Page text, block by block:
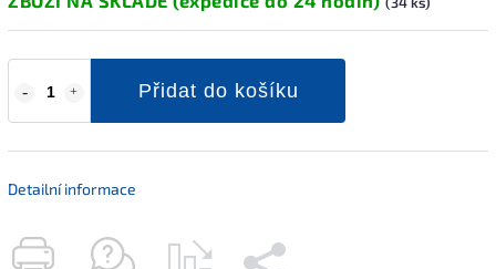
Přidat do košíku
Detailní informace